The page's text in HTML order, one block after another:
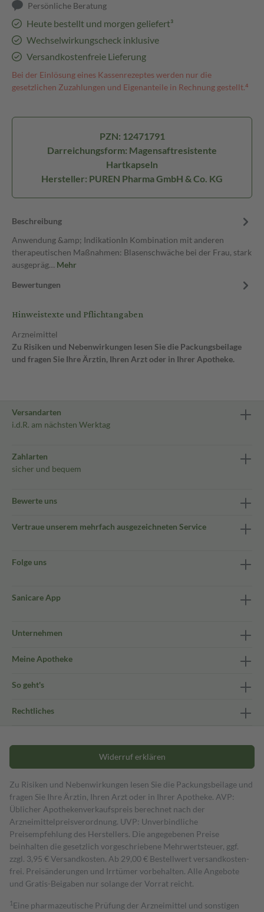
Persönliche Beratung
Heute bestellt und morgen geliefert³
Wechselwirkungscheck inklusive
Versandkostenfreie Lieferung
Bei der Einlösung eines Kassenrezeptes werden nur die
gesetzlichen Zuzahlungen und Eigenanteile in Rechnung gestellt.⁴
PZN: 12471791
Darreichungsform: Magensaftresistente
Hartkapseln
Hersteller: PUREN Pharma GmbH & Co. KG
Beschreibung
Anwendung &amp; IndikationIn Kombination mit anderen
therapeutischen Maßnahmen: Blasenschwäche bei der Frau, stark
ausgepräg… Mehr
Bewertungen
Hinweistexte und Pflichtangaben
Arzneimittel
Zu Risiken und Nebenwirkungen lesen Sie die Packungsbeilage
und fragen Sie Ihre Ärztin, Ihren Arzt oder in Ihrer Apotheke.
Versandarten
i.d.R. am nächsten Werktag
Zahlarten
sicher und bequem
Bewerte uns
Vertraue unserem mehrfach ausgezeichneten Service
Folge uns
Sanicare App
Unternehmen
Meine Apotheke
So geht's
Rechtliches
Widerruf erklären
Zu Risiken und Nebenwirkungen lesen Sie die Packungsbeilage und
fragen Sie Ihre Ärztin, Ihren Arzt oder in Ihrer Apotheke. AVP:
Üblicher Apothekenverkaufspreis berechnet nach der
Arzneimittelpreisverordnung. UVP: Unverbindliche
Preisempfehlung des Herstellers. Die angegebenen Preise
beinhalten die gesetzlich vorgeschriebene Mehrwertsteuer, ggf.
zzgl. 3,95 € Versandkosten. Ab 29,00 € Bestell­wert versand­kosten­
frei. Preisänderungen und Irrtümer vorbehalten. Alle Angebote
und Gratis-Beigaben nur solange der Vorrat reicht.
1 Eine pharmazeutische Prüfung der Arzneimittel und sonstigen